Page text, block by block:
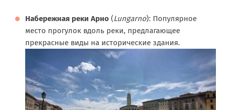
Набережная реки Арно (Lungarno): Популярное
место прогулок вдоль реки, предлагающее
прекрасные виды на исторические здания.